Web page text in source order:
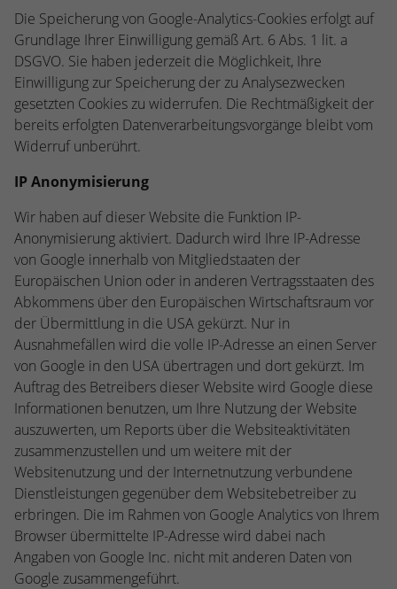
Die Speicherung von Google-Analytics-Cookies erfolgt auf
Grundlage Ihrer Einwilligung gemäß Art. 6 Abs. 1 lit. a
DSGVO. Sie haben jederzeit die Möglichkeit, Ihre
Einwilligung zur Speicherung der zu Analysezwecken
gesetzten Cookies zu widerrufen. Die Rechtmäßigkeit der
bereits erfolgten Datenverarbeitungsvorgänge bleibt vom
Widerruf unberührt.
IP Anonymisierung
Wir haben auf dieser Website die Funktion IP-
Anonymisierung aktiviert. Dadurch wird Ihre IP-Adresse
von Google innerhalb von Mitgliedstaaten der
Europäischen Union oder in anderen Vertragsstaaten des
Abkommens über den Europäischen Wirtschaftsraum vor
der Übermittlung in die USA gekürzt. Nur in
Ausnahmefällen wird die volle IP-Adresse an einen Server
von Google in den USA übertragen und dort gekürzt. Im
Auftrag des Betreibers dieser Website wird Google diese
Informationen benutzen, um Ihre Nutzung der Website
auszuwerten, um Reports über die Websiteaktivitäten
zusammenzustellen und um weitere mit der
Websitenutzung und der Internetnutzung verbundene
Dienstleistungen gegenüber dem Websitebetreiber zu
erbringen. Die im Rahmen von Google Analytics von Ihrem
Browser übermittelte IP-Adresse wird dabei nach
Angaben von Google Inc. nicht mit anderen Daten von
Google zusammengeführt.